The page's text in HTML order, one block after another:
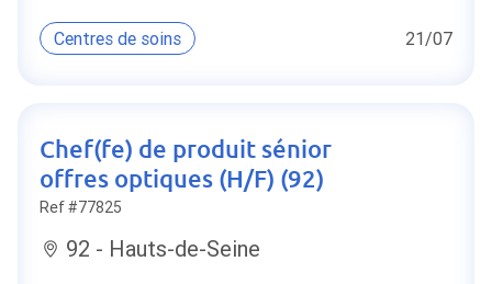
Centres de soins 21/07
Chef(fe) de produit sénior
offres optiques (H/F) (92)
Ref #77825
92 - Hauts-de-Seine